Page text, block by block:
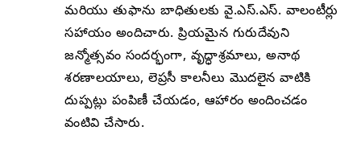
మరియు తుఫాను బాధితులకు వై.ఎస్.ఎస్. వాలంటీర్లు
సహాయం అందిచారు. ప్రియమైన గురుదేవుని
జన్మోత్సవం సందర్భంగా, వృద్ధాశ్రమాలు, అనాథ
శరణాలయాలు, లెప్రసీ కాలనీలు మొదలైన వాటికి
దుప్పట్లు పంపిణీ చేయడం, ఆహారం అందించడం
వంటివి చేసారు.